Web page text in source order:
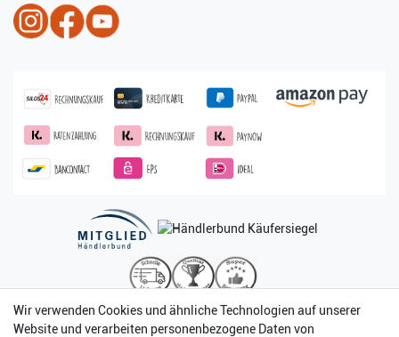
Wir verwenden Cookies und ähnliche Technologien auf unserer
Website und verarbeiten personenbezogene Daten von